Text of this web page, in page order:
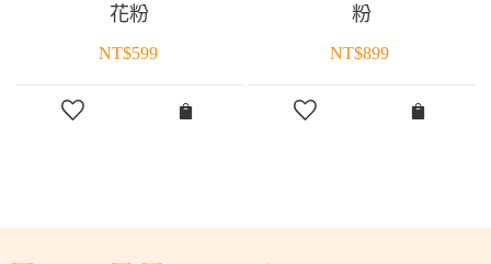
花粉
NT$599
粉
NT$899